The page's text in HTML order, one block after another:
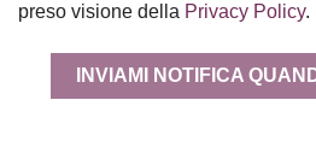
preso visione della Privacy Policy.
INVIAMI NOTIFICA